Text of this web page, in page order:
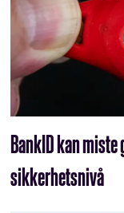
BankID kan
sikkerhetsnivå